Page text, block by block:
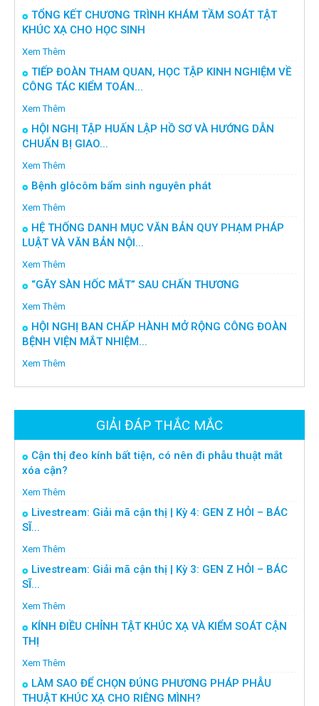
TỔNG KẾT CHƯƠNG TRÌNH KHÁM TẦM SOÁT TẬT
KHÚC XẠ CHO HỌC SINH
Xem Thêm
TIẾP ĐOÀN THAM QUAN, HỌC TẬP KINH NGHIỆM VỀ
CÔNG TÁC KIỂM TOÁN...
Xem Thêm
HỘI NGHỊ TẬP HUẤN LẬP HỒ SƠ VÀ HƯỚNG DẪN
CHUẨN BỊ GIAO...
Xem Thêm
Bệnh glôcôm bẩm sinh nguyên phát
Xem Thêm
HỆ THỐNG DANH MỤC VĂN BẢN QUY PHẠM PHÁP
LUẬT VÀ VĂN BẢN NỘI...
Xem Thêm
“GÃY SÀN HỐC MẮT” SAU CHẤN THƯƠNG
Xem Thêm
HỘI NGHỊ BAN CHẤP HÀNH MỞ RỘNG CÔNG ĐOÀN
BỆNH VIỆN MẮT NHIỆM...
Xem Thêm
GIẢI ĐÁP THẮC MẮC
Cận thị đeo kính bất tiện, có nên đi phẫu thuật mắt
xóa cận?
Xem Thêm
Livestream: Giải mã cận thị | Kỳ 4: GEN Z HỎI – BÁC
SĨ...
Xem Thêm
Livestream: Giải mã cận thị | Kỳ 3: GEN Z HỎI – BÁC
SĨ...
Xem Thêm
KÍNH ĐIỀU CHỈNH TẬT KHÚC XẠ VÀ KIỂM SOÁT CẬN
THỊ
Xem Thêm
LÀM SAO ĐỂ CHỌN ĐÚNG PHƯƠNG PHÁP PHẪU
THUẬT KHÚC XẠ CHO RIÊNG MÌNH?